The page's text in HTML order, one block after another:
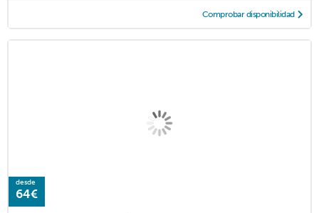
Comprobar disponibilidad
desde
64€